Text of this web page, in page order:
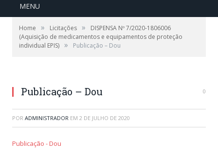
MENU
Home » Licitações »
DISPENSA Nº 7/2020-1806006
(Aquisição de medicamentos e equipamentos de proteção
individual EPIS) » Publicação – Dou
Publicação – Dou 0
POR ADMINISTRADOR EM 2 DE JULHO DE 2020
Publicação - Dou